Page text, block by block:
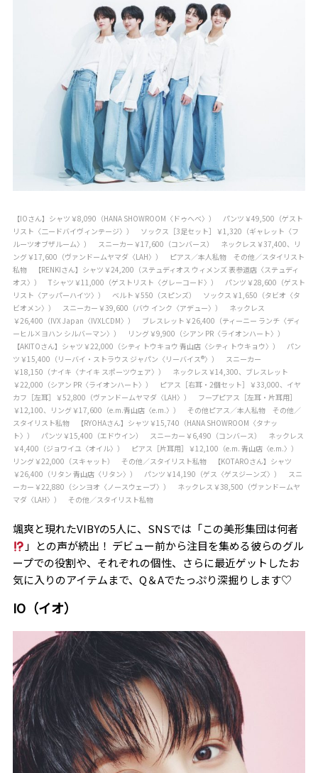
【IOさん】シャツ￥8,090（HANA SHOWROOM〈ドゥへべ〉） パンツ￥49,500（ゲスト
リスト〈二ードバイヴィンテージ〉） ソックス［3足セット］￥1,320（ギャレット〈フ
ルーツオブザルーム〉） スニーカー￥17,600（コンバース） ネックレス￥37,400、リ
ング￥17,600（ヴァンドームヤマダ〈LAH〉） ピアス／本人私物 その他／スタイリスト
私物 【RENKIさん】シャツ￥24,200（ステュディオス ウィメンズ 表参道店〈ステュディ
オス〉） Tシャツ￥11,000（ゲストリスト〈グレーコード〉） パンツ￥28,600（ゲスト
リスト〈アッパーハイツ〉） ベルト￥550（スピンズ） ソックス￥1,650（タビオ〈タ
ビオメン〉） スニーカー￥39,600（バウ インク〈アデュー〉） ネックレス
￥26,400（IVX Japan〈IVXLCDM〉） ブレスレット￥26,400（ティーニー ランチ〈ディ
ーヒル×ヨハン シルバーマン〉） リング￥9,900（シアン PR〈ライオンハート〉）
【AKITOさん】シャツ￥22,000（シティ トウキョウ 青山店〈シティ トウキョウ〉） パン
ツ￥15,400（リーバイ・ストラウス ジャパン〈リーバイス®〉） スニーカー
￥18,150（ナイキ〈ナイキ スポーツウェア〉） ネックレス￥14,300、ブレスレット
￥22,000（シアン PR〈ライオンハート〉） ピアス［右耳・2個セット］￥33,000、イヤ
カフ［左耳］￥52,800（ヴァンドームヤマダ〈LAH〉） フープピアス［左耳・片耳用］
￥12,100、リング￥17,600（e.m.青山店〈e.m.〉） その他ピアス／本人私物 その他／
スタイリスト私物 【RYOHAさん】シャツ￥15,740（HANA SHOWROOM〈タナッ
ト〉） パンツ￥15,400（エドウイン） スニーカー￥6,490（コンバース） ネックレス
￥4,400（ジョワイユ〈オイル〉） ピアス［片耳用］￥12,100（e.m. 青山店〈e.m.〉）
リング￥22,000（スキャット） その他／スタイリスト私物 【KOTAROさん】シャツ
￥26,400（リタン 青山店〈リタン〉） パンツ￥14,190（ゲス〈ゲスジーンズ〉） スニ
ーカー￥22,880（シンヨオ〈ノースウェーブ〉） ネックレス￥38,500（ヴァンドームヤ
マダ〈LAH〉） その他／スタイリスト私物
颯爽と現れたVIBYの5人に、SNSでは「この美形集団は何者
」との声が続出！ デビュー前から注目を集める彼らのグル
ープでの役割や、それぞれの個性、さらに最近ゲットしたお
気に入りのアイテムまで、Q＆Aでたっぷり深掘りします♡
IO（イオ）